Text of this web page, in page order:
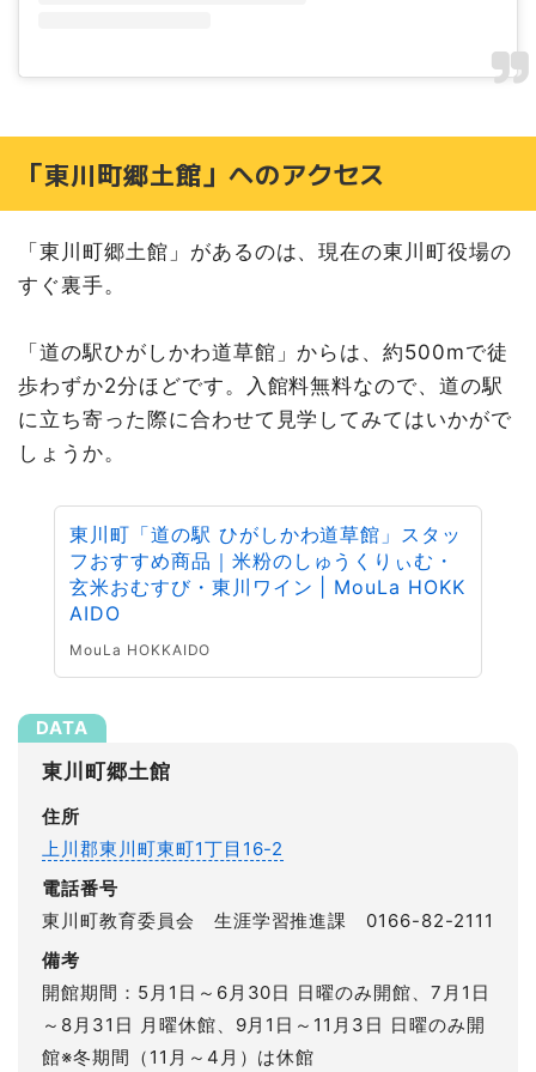
「東川町郷土館」へのアクセス
「東川町郷土館」があるのは、現在の東川町役場の
すぐ裏手。
「道の駅ひがしかわ道草館」からは、約500mで徒
歩わずか2分ほどです。入館料無料なので、道の駅
に立ち寄った際に合わせて見学してみてはいかがで
しょうか。
東川町「道の駅 ひがしかわ道草館」スタッ
フおすすめ商品｜米粉のしゅうくりぃむ・
玄米おむすび・東川ワイン | MouLa HOKK
AIDO
MouLa HOKKAIDO
東川町郷土館
住所
上川郡東川町東町1丁目16-2
電話番号
東川町教育委員会 生涯学習推進課 0166-82-2111
備考
開館期間：5月1日～6月30日 日曜のみ開館、7月1日
～8月31日 月曜休館、9月1日～11月3日 日曜のみ開
館※冬期間（11月～4月）は休館